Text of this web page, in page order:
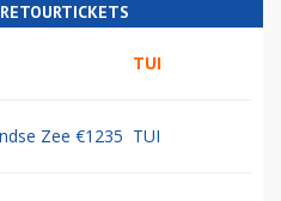
TUI
Zee €1235 TUI